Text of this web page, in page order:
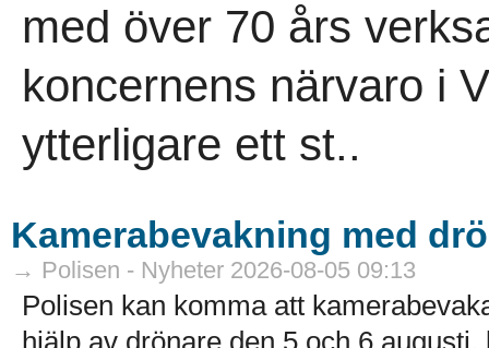
med över 70 års
koncernens närvaro i
ytterligare ett st..
Kamerabevakning med
→ Polisen - Nyheter 2026-08-05 09:13
Polisen kan komma att
hjälp av drönare den 5 och 6 augusti,